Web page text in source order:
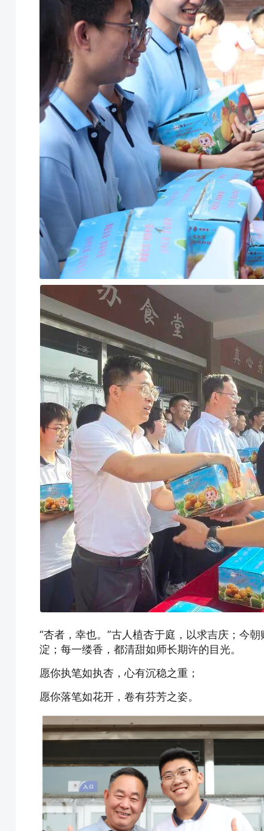
“杏者，幸也。”古人植杏于庭，以求吉庆；今
淀；每一缕香，都清甜如师长期许的目光。
愿你执笔如执杏，心有沉稳之重；
愿你落笔如花开，卷有芬芳之姿。